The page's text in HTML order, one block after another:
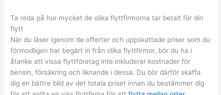
Ta reda på hur mycket de olika flyttfirmorna tar betalt för din
flytt
När du läser igenom de offerter och uppskattade priser som du
förmodligen har begärt in från olika flyttfirmor, bör du ha i
åtanke att vissa flyttföretag inte inkluderar kostnader för
bensin, försäkring och liknande i dessa. Du bör därför skaffa
dig en bättre bild av det totala priset innan du bestämmer dig